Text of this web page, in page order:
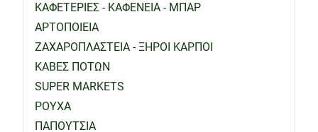
ΚΑΦΕΤΕΡΙΕΣ - ΚΑΦΕΝΕΙΑ - ΜΠΑΡ
ΑΡΤΟΠΟΙΕΙΑ
ΖΑΧΑΡΟΠΛΑΣΤΕΙΑ - ΞΗΡΟΙ ΚΑΡΠΟΙ
ΚΑΒΕΣ ΠΟΤΩΝ
SUPER MARKETS
ΡΟΥΧΑ
ΠΑΠΟΥΤΣΙΑ